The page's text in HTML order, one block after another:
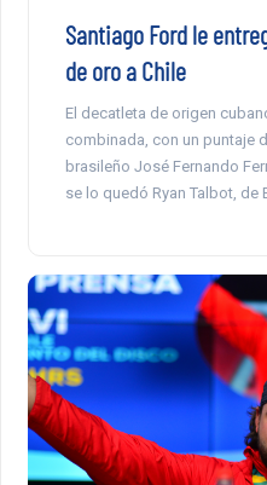
Santiago Ford le
de oro a Chile
El decatleta de origen
combinada, con un puntaje
brasileño José Fernando
se lo quedó Ryan Talbot, de